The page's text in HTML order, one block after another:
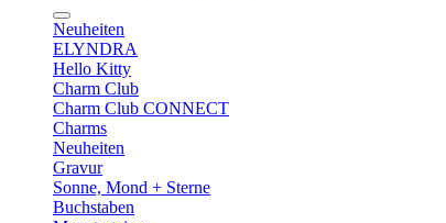
Neuheiten
ELYNDRA
Hello Kitty
Charm Club
Charm Club CONNECT
Charms
Neuheiten
Gravur
Sonne, Mond + Sterne
Buchstaben